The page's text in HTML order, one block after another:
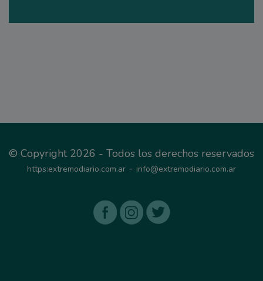
© Copyright 2026 - Todos los derechos reservados
https:extremodiario.com.ar - info@extremodiario.com.ar